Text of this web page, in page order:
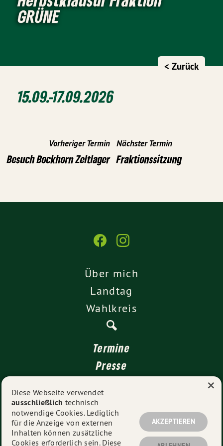
GRÜNE
< Zurück
15.09.-17.09.2026
Vorheriger Termin
Besuch Bockhorn Zeltlager
Nächster Termin
Fraktionssitzung
Über mich
Landtag
Wahlkreis
Termine
Presse
Impressum
Datenschutz
Diese Webseite verwendet
ausschließlich technisch
notwendige Cookies. Lediglich
für die Anzeige von externen
Inhalten können zusätzliche
Cookies erforderlich sein. Diese
AKZEPTIEREN
×